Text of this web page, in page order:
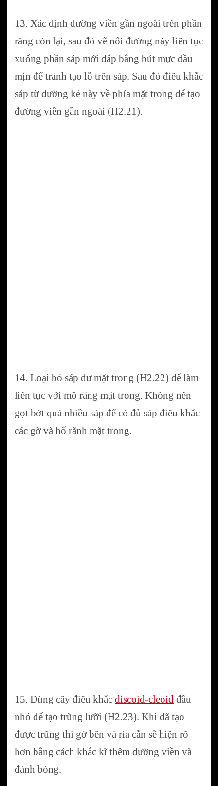
13. Xác định đường viền gần ngoài trên phần
răng còn lại, sau đó vẽ nối đường này liên tục
xuống phần sáp mới đắp bằng bút mực đầu
mịn để tránh tạo lỗ trên sáp. Sau đó điêu khắc
sáp từ đường kẻ này về phía mặt trong để tạo
đường viền gần ngoài (H2.21).
14. Loại bỏ sáp dư mặt trong (H2.22) để làm
liên tục với mô răng mặt trong. Không nên
gọt bớt quá nhiều sáp để có đủ sáp điêu khắc
các gờ và hố rãnh mặt trong.
15. Dùng cây điêu khắc discoid-cleoid đầu
nhỏ để tạo trũng lưỡi (H2.23). Khi đã tạo
được trũng thì gờ bên và rìa cắn sẽ hiện rõ
hơn bằng cách khắc kĩ thêm đường viền và
đánh bóng.